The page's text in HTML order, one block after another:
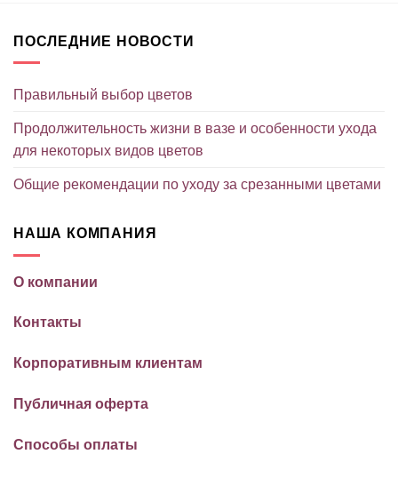
ПОСЛЕДНИЕ НОВОСТИ
Правильный выбор цветов
Продолжительность жизни в вазе и особенности ухода
для некоторых видов цветов
Общие рекомендации по уходу за срезанными цветами
НАША КОМПАНИЯ
О компании
Контакты
Корпоративным клиентам
Публичная оферта
Способы оплаты